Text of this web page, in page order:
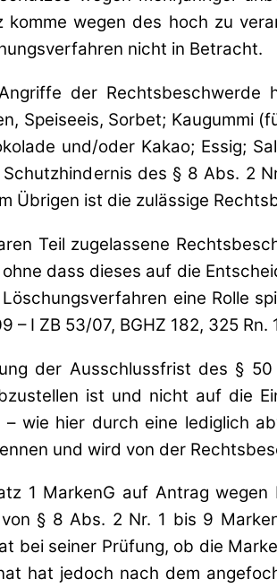
wegen des hoch zu
nicht in Betracht.
der
Speiseeis, Sorbet; Kaugummi
und/oder Kakao; Essig;
des § 8 Abs. 2
Übrigen ist die zulässige
Teil zugelassene
dass dieses auf die
eine Rolle
– I ZB 53/07, BGHZ 182, 325 Rn.
der Ausschlussfrist des §
ist und nicht auf die
wie hier durch eine lediglich
und wird von der
1 MarkenG auf Antrag
§ 8 Abs. 2 Nr. 1 bis 9
bei seiner Prüfung, ob die
hat jedoch nach dem